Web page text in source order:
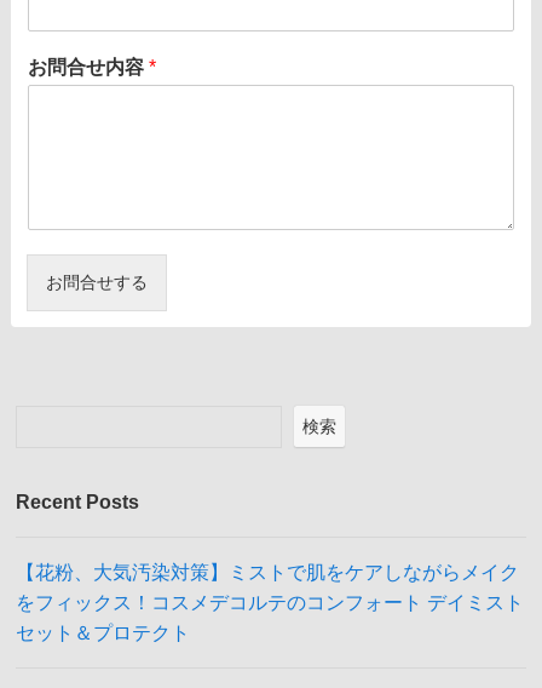
お問合せ内容*
お問合せする
検索
Recent Posts
【花粉、大気汚染対策】ミストで肌をケアしながらメイク
をフィックス！コスメデコルテのコンフォート デイミスト
セット＆プロテクト